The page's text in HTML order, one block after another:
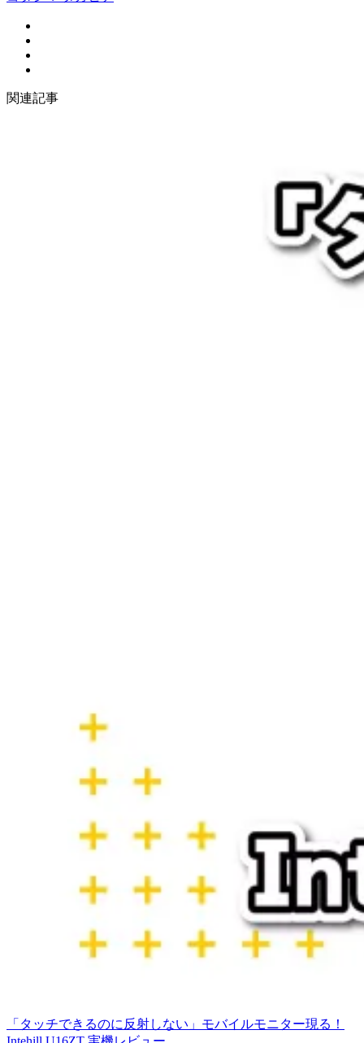
関連記事
「タッチできるのに反射しない」モバイルモニター現る！